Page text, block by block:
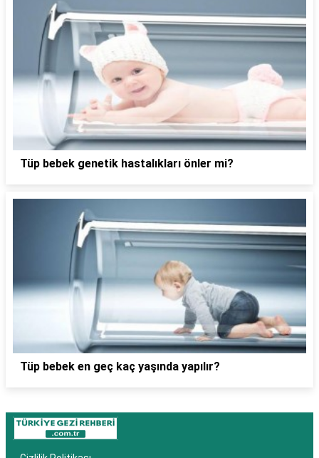
Tüp bebek genetik hastalıkları önler mi?
Tüp bebek en geç kaç yaşında yapılır?